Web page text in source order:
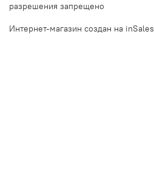
разрешения запрещено
Интернет-магазин создан на inSales